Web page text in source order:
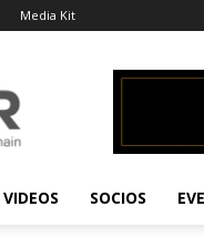
Media Kit
VIDEOS SOCIOS